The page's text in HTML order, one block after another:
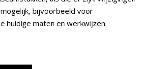
bijvoorbeeld voor
huidige maten en werkwijzen.